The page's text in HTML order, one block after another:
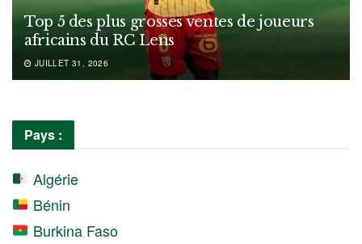
Top 5 des plus grosses ventes de joueurs
africains du RC Lens
JUILLET 31, 2026
Pays :
Algérie
Bénin
Burkina Faso